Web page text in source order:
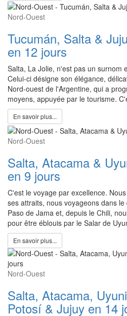
Nord-Ouest
Tucumán, Salta &
en 12 jours
Salta, La Jolie, n'est pas un surnom
Celui-ci désigne son élégance,
Nord-ouest de l'Argentine, qui a
moyens, appuyée par le tourisme.
En savoir plus...
Nord-Ouest
Salta, Atacama &
en 9 jours
C'est le voyage par excellence.
ses attraits, nous voyageons dans
Paso de Jama et, depuis le Chili,
pour être éblouis par le Salar de
En savoir plus...
Nord-Ouest
Salta, Atacama,
Potosí & Jujuy en 14